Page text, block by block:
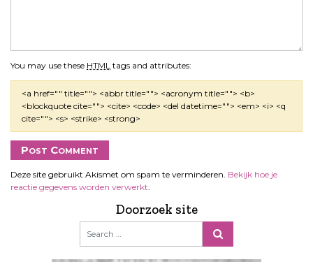
You may use these HTML tags and attributes:
<a href="" title=""> <abbr title=""> <acronym title=""> <b>
<blockquote cite=""> <cite> <code> <del datetime=""> <em> <i> <q
cite=""> <s> <strike> <strong>
Deze site gebruikt Akismet om spam te verminderen. Bekijk hoe je
reactie gegevens worden verwerkt
Doorzoek site